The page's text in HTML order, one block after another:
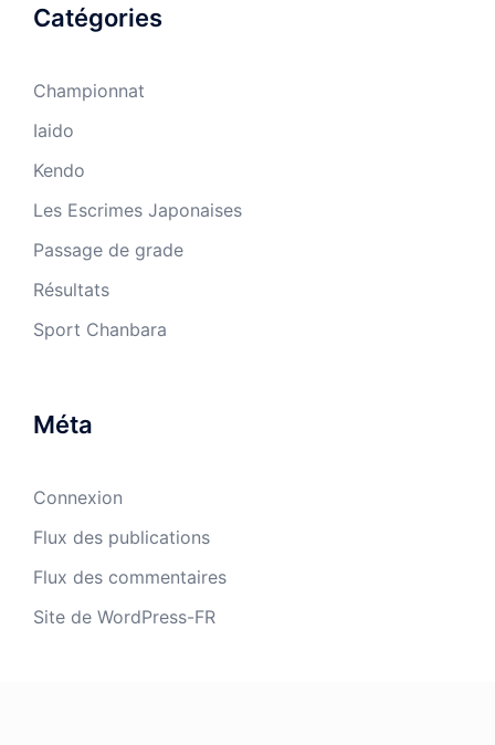
Catégories
Championnat
Iaido
Kendo
Les Escrimes Japonaises
Passage de grade
Résultats
Sport Chanbara
Méta
Connexion
Flux des publications
Flux des commentaires
Site de WordPress-FR